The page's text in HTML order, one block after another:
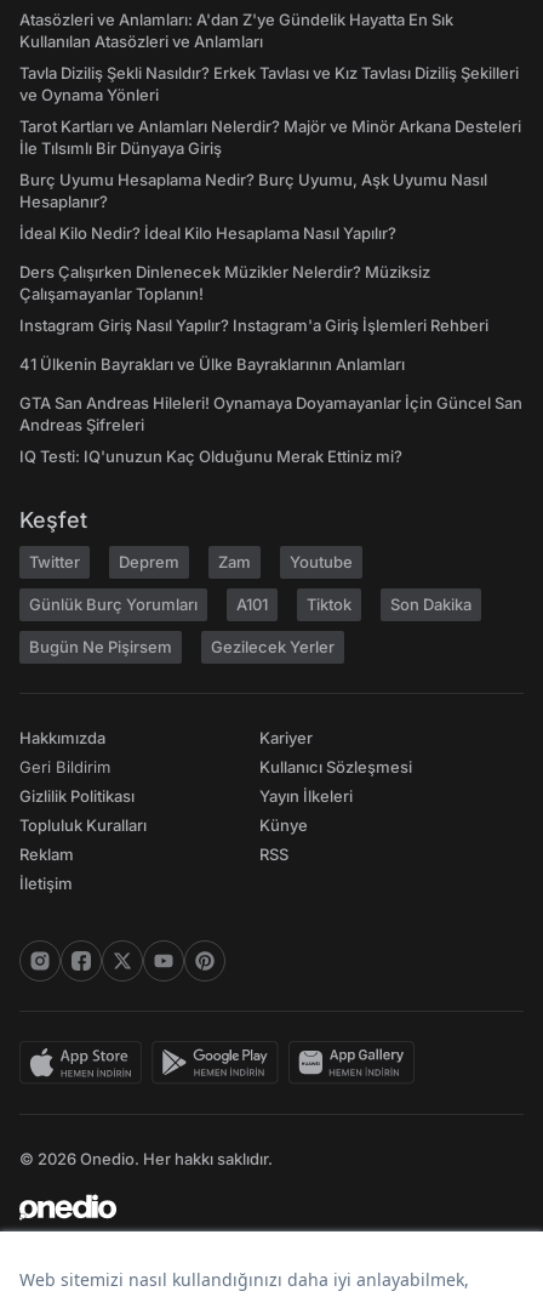
Atasözleri ve Anlamları: A'dan Z'ye Gündelik Hayatta En Sık
Kullanılan Atasözleri ve Anlamları
Tavla Diziliş Şekli Nasıldır? Erkek Tavlası ve Kız Tavlası Diziliş Şekilleri
ve Oynama Yönleri
Tarot Kartları ve Anlamları Nelerdir? Majör ve Minör Arkana Desteleri
İle Tılsımlı Bir Dünyaya Giriş
Burç Uyumu Hesaplama Nedir? Burç Uyumu, Aşk Uyumu Nasıl
Hesaplanır?
İdeal Kilo Nedir? İdeal Kilo Hesaplama Nasıl Yapılır?
Ders Çalışırken Dinlenecek Müzikler Nelerdir? Müziksiz
Çalışamayanlar Toplanın!
Instagram Giriş Nasıl Yapılır? Instagram'a Giriş İşlemleri Rehberi
41 Ülkenin Bayrakları ve Ülke Bayraklarının Anlamları
GTA San Andreas Hileleri! Oynamaya Doyamayanlar İçin Güncel San
Andreas Şifreleri
IQ Testi: IQ'unuzun Kaç Olduğunu Merak Ettiniz mi?
Keşfet
Twitter Deprem Zam Youtube
Günlük Burç Yorumları A101 Tiktok Son Dakika
Bugün Ne Pişirsem Gezilecek Yerler
Hakkımızda
Geri Bildirim
Gizlilik Politikası
Topluluk Kuralları
Reklam
İletişim
Kariyer
Kullanıcı Sözleşmesi
Yayın İlkeleri
Künye
RSS
© 2026 Onedio. Her hakkı saklıdır.
Bir markasıdır.